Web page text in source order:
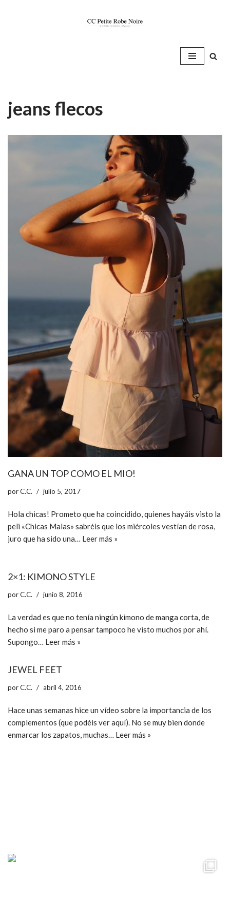
jeans flecos
GANA UN TOP COMO EL MIO!
porC.C. julio 5, 2017
Hola chicas! Prometo que ha coincidido, quienes hayáis visto la
peli «Chicas Malas» sabréis que los miércoles vestían de rosa,
juro que ha sido una… Leer más »
2×1: KIMONO STYLE
porC.C. junio 8, 2016
La verdad es que no tenía ningún kimono de manga corta, de
hecho si me paro a pensar tampoco he visto muchos por ahí.
Supongo… Leer más »
JEWEL FEET
porC.C. abril 4, 2016
Hace unas semanas hice un vídeo sobre la importancia de los
complementos (que podéis ver aquí). No se muy bien donde
enmarcar los zapatos, muchas… Leer más »